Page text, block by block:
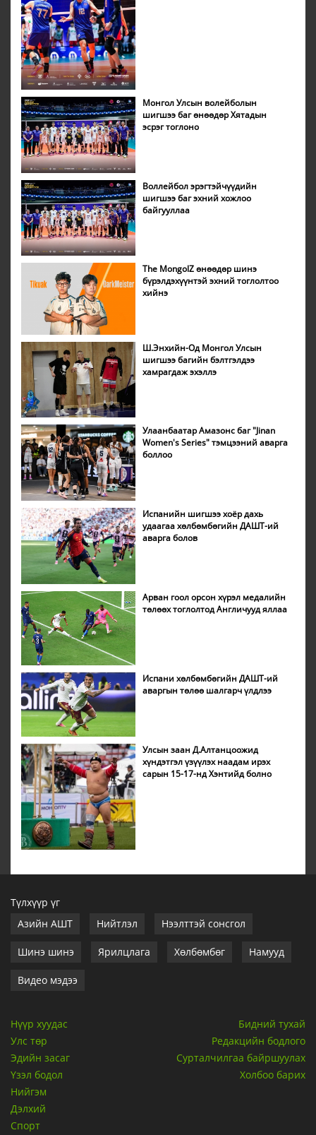
Монгол Улсын волейболын
шигшээ баг өнөөдөр Хятадын
эсрэг тоглоно
Воллейбол эрэгтэйчүүдийн
шигшээ баг эхний хожлоо
байгууллаа
The MongolZ өнөөдөр шинэ
бүрэлдэхүүнтэй эхний тоглолтоо
хийнэ
Ш.Энхийн-Од Монгол Улсын
шигшээ багийн бэлтгэлдээ
хамрагдаж эхэллэ
Улаанбаатар Амазонс баг "Jinan
Women's Series" тэмцээний аварга
боллоо
Испанийн шигшээ хоёр дахь
удаагаа хөлбөмбөгийн ДАШТ-ий
аварга болов
Арван гоол орсон хүрэл медалийн
төлөөх тоглолтод Англичууд яллаа
Испани хөлбөмбөгийн ДАШТ-ий
аваргын төлөө шалгарч үлдлээ
Улсын заан Д.Алтанцоожид
хүндэтгэл үзүүлэх наадам ирэх
сарын 15-17-нд Хэнтийд болно
Түлхүүр үг
Азийн АШТ
Нийтлэл Нээлттэй сонсгол
Шинэ шинэ Ярилцлага Хөлбөмбөг Намууд
Видео мэдээ
Нүүр хуудас
Улс төр
Эдийн засаг
Үзэл бодол
Нийгэм
Дэлхий
Спорт
Бидний тухай
Редакцийн бодлого
Сурталчилгаа байршуулах
Холбоо барих